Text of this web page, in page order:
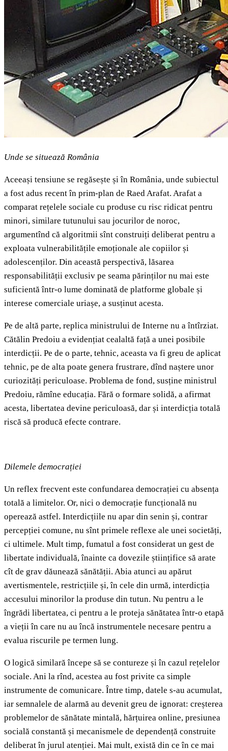
Unde se situează România
Aceeași tensiune se regăsește și în România, unde subiectul
a fost adus recent în prim-plan de Raed Arafat. Arafat a
comparat rețelele sociale cu produse cu risc ridicat pentru
minori, similare tutunului sau jocurilor de noroc,
argumentînd că algoritmii sînt construiți deliberat pentru a
exploata vulnerabilitățile emoționale ale copiilor și
adolescenților. Din această perspectivă, lăsarea
responsabilității exclusiv pe seama părinților nu mai este
suficientă într-o lume dominată de platforme globale și
interese comerciale uriașe, a susținut acesta.
Pe de altă parte, replica ministrului de Interne nu a întîrziat.
Cătălin Predoiu a evidențiat cealaltă față a unei posibile
interdicții. Pe de o parte, tehnic, aceasta va fi greu de aplicat
tehnic, pe de alta poate genera frustrare, dînd naștere unor
curiozități periculoase. Problema de fond, susține ministrul
Predoiu, rămîne educația. Fără o formare solidă, a afirmat
acesta, libertatea devine periculoasă, dar și interdicția totală
riscă să producă efecte contrare.
Dilemele democrației
Un reflex frecvent este confundarea democrației cu absența
totală a limitelor. Or, nici o democrație funcțională nu
operează astfel. Interdicțiile nu apar din senin și, contrar
percepției comune, nu sînt primele reflexe ale unei societăți,
ci ultimele. Mult timp, fumatul a fost considerat un gest de
libertate individuală, înainte ca dovezile științifice să arate
cît de grav dăunează sănătății. Abia atunci au apărut
avertismentele, restricțiile și, în cele din urmă, interdicția
accesului minorilor la produse din tutun. Nu pentru a le
îngrădi libertatea, ci pentru a le proteja sănătatea într-o etapă
a vieții în care nu au încă instrumentele necesare pentru a
evalua riscurile pe termen lung.
O logică similară începe să se contureze și în cazul rețelelor
sociale. Ani la rînd, acestea au fost privite ca simple
instrumente de comunicare. Între timp, datele s-au acumulat,
iar semnalele de alarmă au devenit greu de ignorat: creșterea
problemelor de sănătate mintală, hărțuirea online, presiunea
socială constantă și mecanismele de dependență construite
deliberat în jurul atenției. Mai mult, există din ce în ce mai